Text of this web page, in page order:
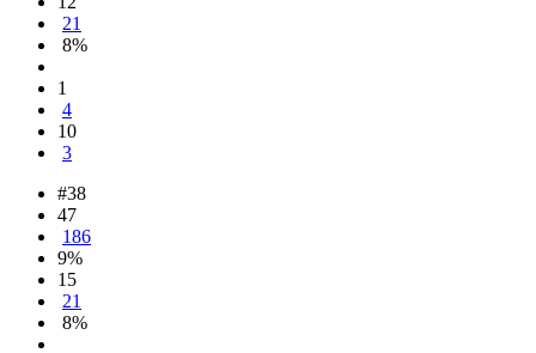
21
8%
1
4
10
3
#38
47
186
9%
15
21
8%